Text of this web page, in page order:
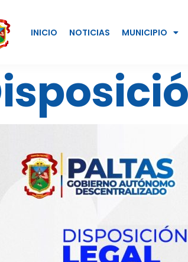
INICIO NOTICIAS MUNICIPIO